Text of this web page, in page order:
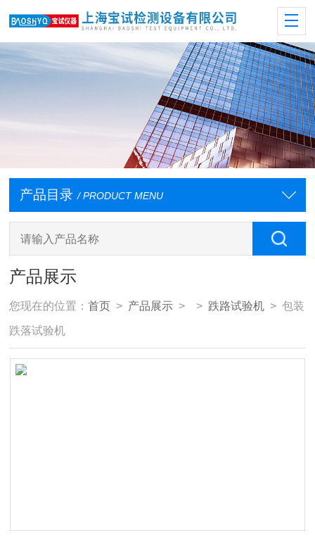
产品目录 / PRODUCT MENU
产品展示
您现在的位置：首页 > 产品展示 > > 跌路试验机 > 包装
跌落试验机